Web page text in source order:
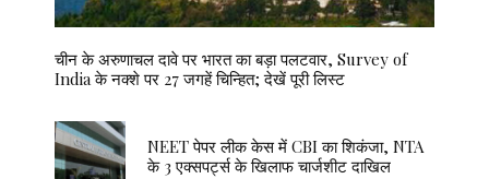
चीन के अरुणाचल दावे पर भारत का बड़ा पलटवार, Survey of
India के नक्शे पर 27 जगहें चिन्हित; देखें पूरी लिस्ट
NEET पेपर लीक केस में CBI का शिकंजा, NTA
के 3 एक्सपर्ट्स के खिलाफ चार्जशीट दाखिल